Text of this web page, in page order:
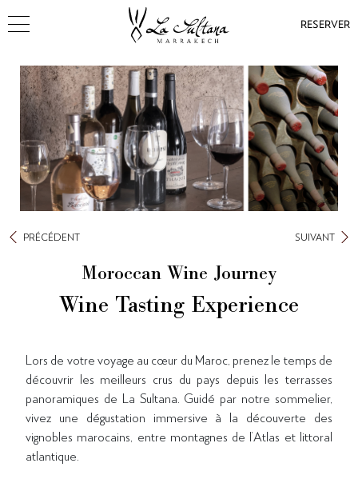
RESERVER
Moroccan Wine Journey
Wine Tasting Experience
PRÉCÉDENT SUIVANT
Lors de votre voyage au cœur du Maroc, prenez le temps de
découvrir les meilleurs crus du pays depuis les terrasses
panoramiques de La Sultana. Guidé par notre sommelier,
vivez une dégustation immersive à la découverte des
vignobles marocains, entre montagnes de l’Atlas et littoral
atlantique.